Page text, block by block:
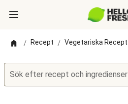
/ Recept / Vegetariska Recept
Sök efter recept och ingredienser